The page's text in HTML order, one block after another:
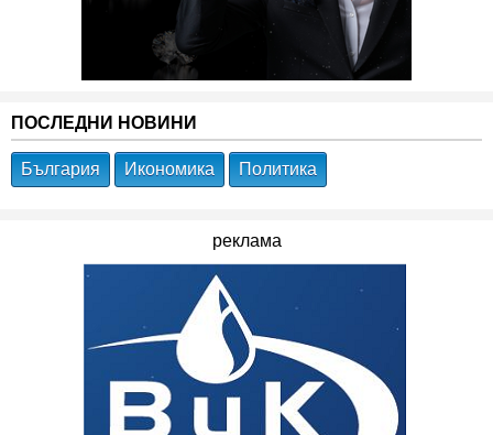
ПОСЛЕДНИ НОВИНИ
България Икономика Политика
реклама